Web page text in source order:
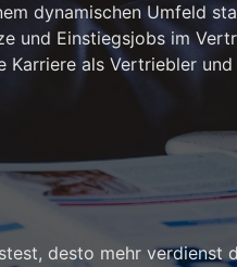
dynamischen Umfeld
und Einstiegsjobs im
Karriere als Vertriebler und
desto mehr verdienst